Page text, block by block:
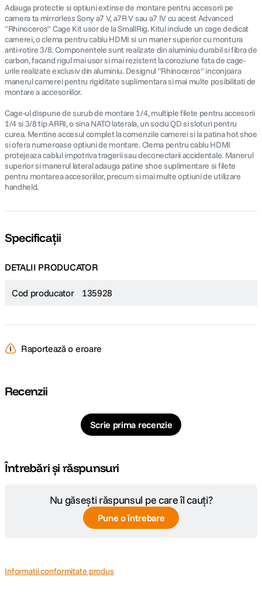
5 canon sx740 hs
6. lavaliera
7 . godox
8. ulanzi
9. card memorie
10. nou
Adauga protectie si optiuni extinse de montare pentru accesorii pe
camera ta mirrorless Sony a7 V, a7R V sau a7 IV cu acest Advanced
"Rhinoceros" Cage Kit usor de la SmallRig. Kitul include un cage dedicat
camerei, o clema pentru cablu HDMI si un maner superior cu montura
anti-rotire 3/8. Componentele sunt realizate din aluminiu durabil si fibra de
carbon, facand rigul mai usor si mai rezistent la coroziune fata de cage-
urile realizate exclusiv din aluminiu. Designul "Rhinoceros" inconjoara
manerul camerei pentru rigiditate suplimentara si mai multe posibilitati de
montare a accesoriilor.
Cage-ul dispune de surub de montare 1/4, multiple filete pentru accesorii
1/4 si 3/8 tip ARRI, o sina NATO laterala, un soclu QD si sloturi pentru
curea. Mentine accesul complet la comenzile camerei si la patina hot shoe
si ofera numeroase optiuni de montare. Clema pentru cablu HDMI
protejeaza cablul impotriva tragerii sau deconectarii accidentale. Manerul
superior si manerul lateral adauga patine shoe suplimentare si filete
pentru montarea accesoriilor, precum si mai multe optiuni de utilizare
handheld.
Specificații
DETALII PRODUCATOR
Cod producator 135928
Raportează o eroare
Recenzii
Scrie prima recenzie
Întrebări și răspunsuri
Nu găsești răspunsul pe care îl cauți?
Pune o întrebare
Informatii conformitate produs